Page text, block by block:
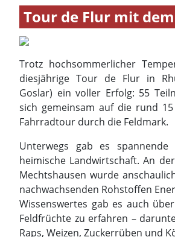
Goslar) ein voller Erfolg: 55
sich gemeinsam auf die rund 15
Fahrradtour durch die Feldmark.
Unterwegs gab es
heimische Landwirtschaft. An
Mechtshausen wurde
nachwachsenden Rohstoffen
Wissenswertes gab es auch über
Raps, Weizen, Zuckerrüben und
Auf den teilnehmenden Höfen
Landmaschinen wie
Nähe besichtigt werden. Der
Landvolkes bot zusätzlich
Anschauungsmaterial rund um